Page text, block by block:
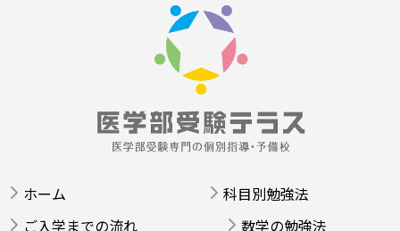
ホーム
ご入学までの流れ
科目別勉強法
数学の勉強法